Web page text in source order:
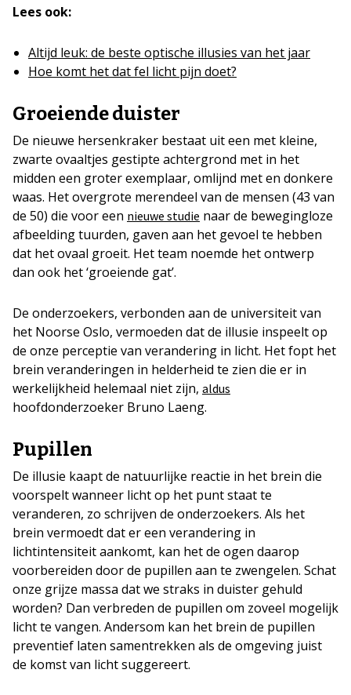
Lees ook:
Altijd leuk: de beste optische illusies van het jaar
Hoe komt het dat fel licht pijn doet?
Groeiende duister
De nieuwe hersenkraker bestaat uit een met kleine,
zwarte ovaaltjes gestipte achtergrond met in het
midden een groter exemplaar, omlijnd met en donkere
waas. Het overgrote merendeel van de mensen (43 van
de 50) die voor een nieuwe studie naar de bewegingloze
afbeelding tuurden, gaven aan het gevoel te hebben
dat het ovaal groeit. Het team noemde het ontwerp
dan ook het ‘groeiende gat’.
De onderzoekers, verbonden aan de universiteit van
het Noorse Oslo, vermoeden dat de illusie inspeelt op
de onze perceptie van verandering in licht. Het fopt het
brein veranderingen in helderheid te zien die er in
werkelijkheid helemaal niet zijn, aldus
hoofdonderzoeker Bruno Laeng.
Pupillen
De illusie kaapt de natuurlijke reactie in het brein die
voorspelt wanneer licht op het punt staat te
veranderen, zo schrijven de onderzoekers. Als het
brein vermoedt dat er een verandering in
lichtintensiteit aankomt, kan het de ogen daarop
voorbereiden door de pupillen aan te zwengelen. Schat
onze grijze massa dat we straks in duister gehuld
worden? Dan verbreden de pupillen om zoveel mogelijk
licht te vangen. Andersom kan het brein de pupillen
preventief laten samentrekken als de omgeving juist
de komst van licht suggereert.